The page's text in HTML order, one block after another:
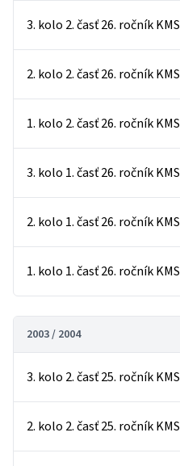
3. kolo 2. časť 26. ročník KMS
2. kolo 2. časť 26. ročník KMS
1. kolo 2. časť 26. ročník KMS
3. kolo 1. časť 26. ročník KMS
2. kolo 1. časť 26. ročník KMS
1. kolo 1. časť 26. ročník KMS
2003 / 2004
3. kolo 2. časť 25. ročník KMS
2. kolo 2. časť 25. ročník KMS